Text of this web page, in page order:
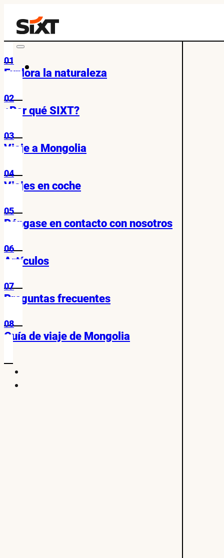
01
Explora la naturaleza
02
¿Por qué SIXT?
03
Viaje a Mongolia
04
Viajes en coche
05
Póngase en contacto con nosotros
06
Artículos
07
Preguntas frecuentes
08
Guía de viaje de Mongolia